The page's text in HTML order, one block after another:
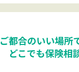
ご都合のいい場所で
どこでも保険相